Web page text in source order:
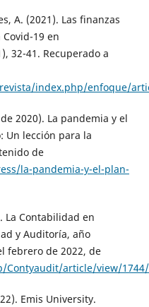
A. (2021). Las finanzas
19 en
32-41. Recuperado a
index.php/enfoque/
2020). La pandemia y el
Un lección para la
de
la-pandemia-y-el-plan-
La Contabilidad en
y Auditoría, año
febrero de 2022, de
article/view/
Emis University.